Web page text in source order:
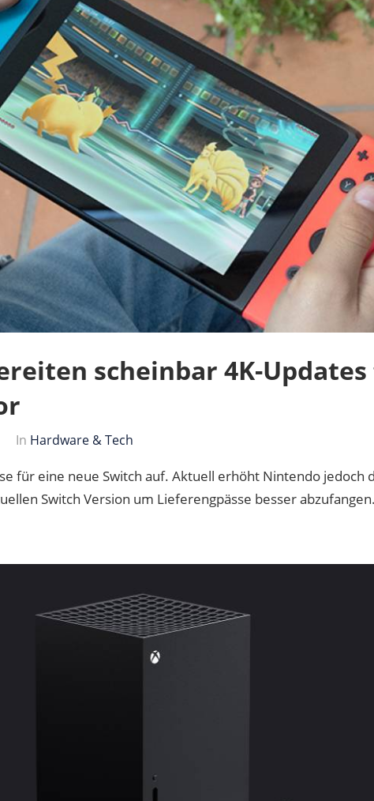
scheinbar 4K-
Von
In Hardware & Tech
für eine neue Switch auf. Aktuell erhöht Nintendo jedoch
Switch Version um Lieferengpässe besser abzufangen.